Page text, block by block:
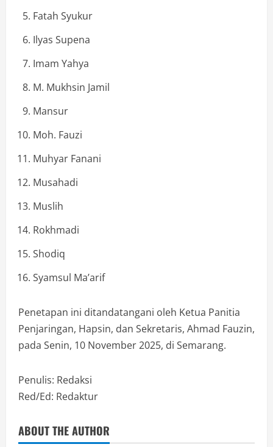
Fatah Syukur
Ilyas Supena
Imam Yahya
M. Mukhsin Jamil
Mansur
Moh. Fauzi
Muhyar Fanani
Musahadi
Muslih
Rokhmadi
Shodiq
Syamsul Ma’arif
Penetapan ini ditandatangani oleh Ketua Panitia
Penjaringan, Hapsin, dan Sekretaris, Ahmad Fauzin,
pada Senin, 10 November 2025, di Semarang.
Penulis: Redaksi
Red/Ed: Redaktur
ABOUT THE AUTHOR